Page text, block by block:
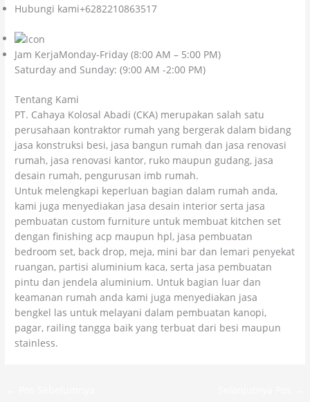
Hubungi kami+6282210863517
Jam KerjaMonday-Friday (8:00 AM – 5:00 PM)
Saturday and Sunday: (9:00 AM -2:00 PM)
Tentang Kami
PT. Cahaya Kolosal Abadi (CKA) merupakan salah satu
perusahaan kontraktor rumah yang bergerak dalam bidang
jasa konstruksi besi, jasa bangun rumah dan jasa renovasi
rumah, jasa renovasi kantor, ruko maupun gudang, jasa
desain rumah, pengurusan imb rumah.
Untuk melengkapi keperluan bagian dalam rumah anda,
kami juga menyediakan jasa desain interior serta jasa
pembuatan custom furniture untuk membuat kitchen set
dengan finishing acp maupun hpl, jasa pembuatan
bedroom set, back drop, meja, mini bar dan lemari penyekat
ruangan, partisi aluminium kaca, serta jasa pembuatan
pintu dan jendela aluminium. Untuk bagian luar dan
keamanan rumah anda kami juga menyediakan jasa
bengkel las untuk melayani dalam pembuatan kanopi,
pagar, railing tangga baik yang terbuat dari besi maupun
stainless.